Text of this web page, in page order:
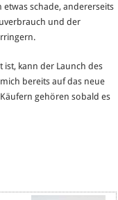
etwas schade, andererseits
und der
ist, kann der Launch des
bereits auf das neue
gehören sobald es